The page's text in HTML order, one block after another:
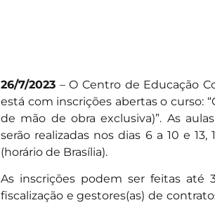
26/7/2023– O Centro de Educação
está com inscrições abertas o curso:
de mão de obra exclusiva)”. As
serão realizadas nos dias 6 a 10 e
(horário de Brasília).
As inscrições podem ser feitas
fiscalização e gestores(as) de